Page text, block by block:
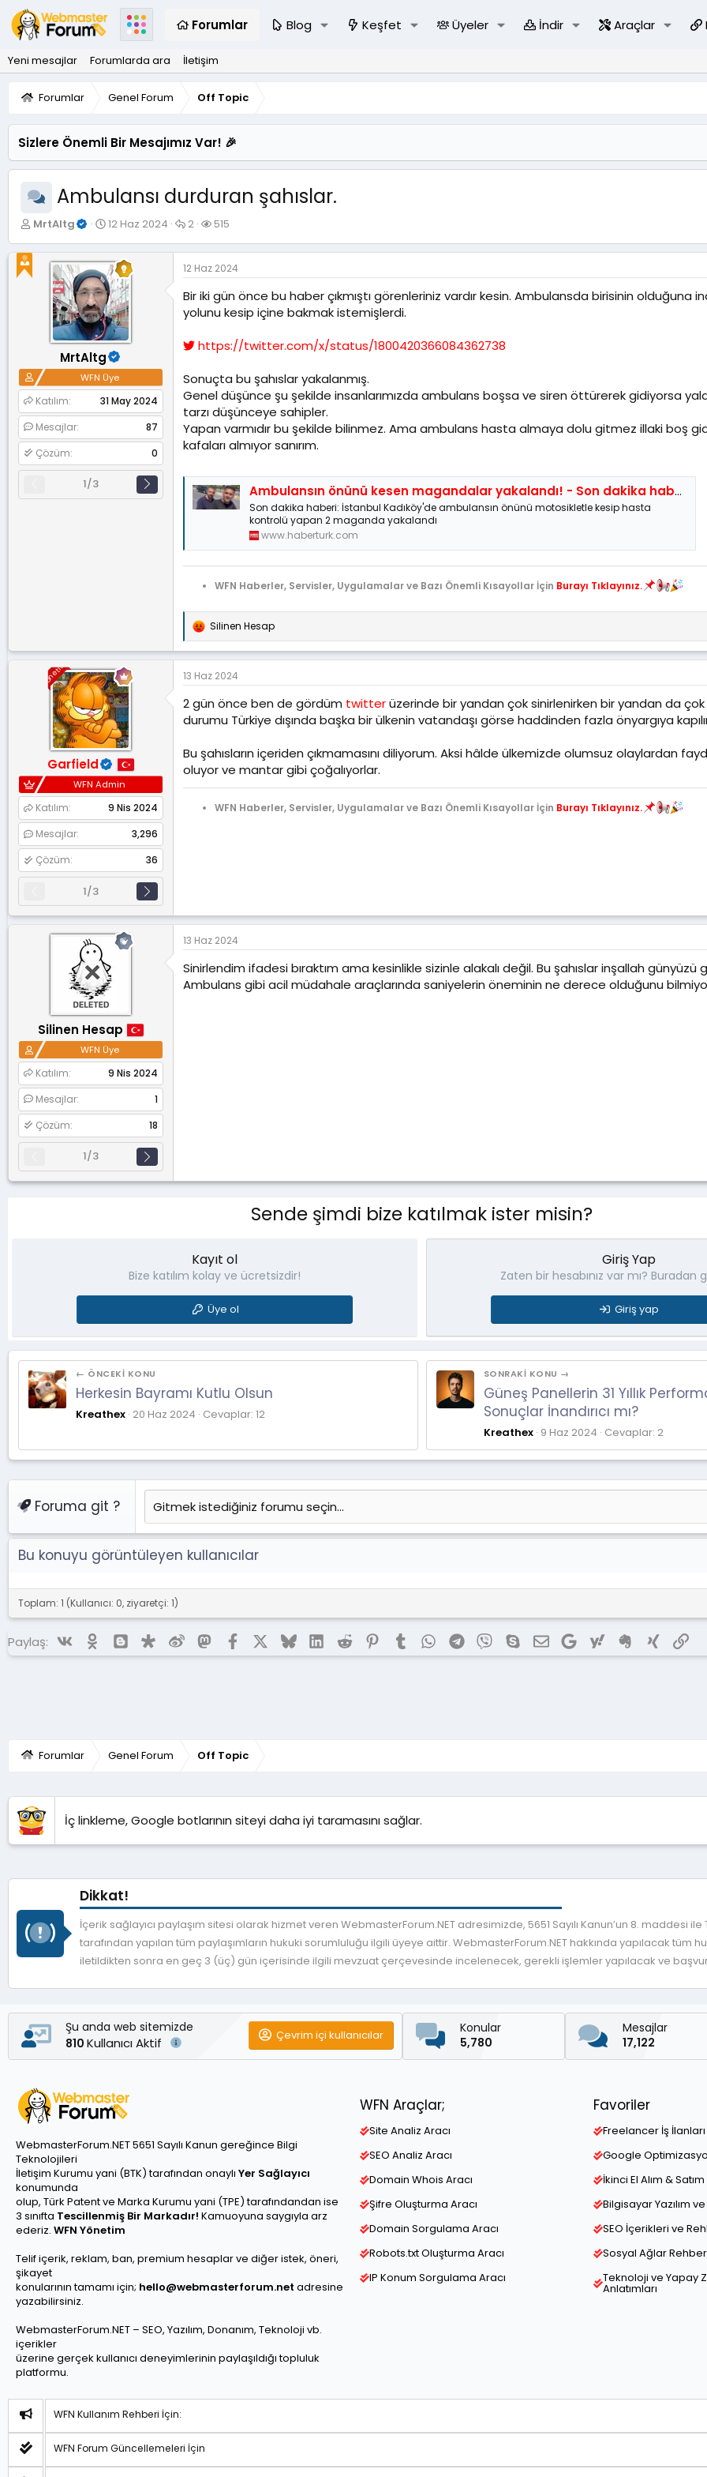
Forumlar Blog Keşfet Üyeler İndir Araçlar
Yeni mesajlar Forumlarda ara İletişim
Forumlar Genel Forum Off Topic
Sizlere Önemli Bir Mesajımız Var! 🎉
Ambulansı durduran şahıslar.
K
a
t
a
n
MrtAltg
B
l
a
n
g
ı
ç
t
a
r
i
h
12 Haz 2024
C
v
a
p
l
a
r
2
G
r
ü
n
t
ü
m
515
MrtAltg
WFN Üye
Katılım
31 May 2024
Mesajlar
87
Çözüm
0
1/3
12 Haz 2024
Bir iki gün önce bu haber çıkmıştı görenleriniz vardır kesin. Ambulansda birisinin olduğuna
yolunu kesip içine bakmak istemişlerdi.
https://twitter.com/x/status/1800420366084362738
Sonuçta bu şahıslar yakalanmış.
Genel düşünce şu şekilde insanlarımızda ambulans boşsa ve siren öttürerek gidiyorsa
tarzı düşünceye sahipler.
Yapan varmıdır bu şekilde bilinmez. Ama ambulans hasta almaya dolu gitmez illaki boş
kafaları almıyor sanırım.
Ambulansın önünü kesen magandalar yakalandı! - Son dakika haberi | Son dakika haberleri
Son dakika haberi: İstanbul Kadıköy'de ambulansın önünü motosikletle kesip hasta
kontrolü yapan 2 maganda yakalandı
www.haberturk.com
WFN Haberler, Servisler, Uygulamalar ve Bazı Önemli Kısayollar İçin Burayı Tıklayınız.
T
e
p
k
i
e
r
Silinen Hesap
Yönetici
Garfield
WFN Admin
Katılım
9 Nis 2024
Mesajlar
3,296
Çözüm
36
1/3
13 Haz 2024
2 gün önce ben de gördüm twitterüzerinde bir yandan çok sinirlenirken bir yandan da çok
durumu Türkiye dışında başka bir ülkenin vatandaşı görse haddinden fazla önyargıya
Bu şahısların içeriden çıkmamasını diliyorum. Aksi hâlde ülkemizde olumsuz olaylardan
oluyor ve mantar gibi çoğalıyorlar.
WFN Haberler, Servisler, Uygulamalar ve Bazı Önemli Kısayollar İçin Burayı Tıklayınız.
Silinen Hesap
WFN Üye
Katılım
9 Nis 2024
Mesajlar
1
Çözüm
18
1/3
13 Haz 2024
Sinirlendim ifadesi bıraktım ama kesinlikle sizinle alakalı değil. Bu şahıslar inşallah
Ambulans gibi acil müdahale araçlarında saniyelerin öneminin ne derece olduğunu
Sende şimdi bize katılmak ister misin?
Kayıt ol
Bize katılım kolay ve ücretsizdir!
Üye ol
Giriş Yap
Zaten bir hesabınız var mı? Buradan
Giriş yap
← ÖNCEKI KONU
Herkesin Bayramı Kutlu Olsun
Kreathex 20 Haz 2024 Cevaplar: 12
SONRAKI KONU →
Güneş Panellerin 31 Yıllık
Sonuçlar İnandırıcı mı?
Kreathex 9 Haz 2024 Cevaplar: 2
Foruma git ?
Bu konuyu görüntüleyen kullanıcılar
Toplam: 1 (Kullanıcı: 0, ziyaretçi: 1)
Paylaş: Vk Ok BloggerDiaspora
Weibo MastodonFacebookX (Twitter)
BlueskyLinkedIn
Reddit Pinterest
Tumblr WhatsApp
Telegram
Viber SkypeE-postaGoogleYahoo Evernote
Xing
Forumlar Genel Forum Off Topic
İç linkleme, Google botlarının siteyi daha iyi taramasını sağlar.
Dikkat!
İçerik sağlayıcı paylaşım sitesi olarak hizmet veren WebmasterForum.NET adresimizde, 5651 Sayılı Kanun’un 8. maddesi
tarafından yapılan tüm paylaşımların hukuki sorumluluğu ilgili üyeye aittir. WebmasterForum.NET hakkında yapılacak tüm
iletildikten sonra en geç 3 (üç) gün içerisinde ilgili mevzuat çerçevesinde incelenecek, gerekli işlemler yapılacak ve
Şu anda web sitemizde
810 Kullanıcı Aktif Çevrim içi kullanıcılar
Konular
5,780
Mesajlar
17,122
WebmasterForum.NET 5651 Sayılı Kanun gereğince Bilgi
Teknolojileri
İletişim Kurumu yani (BTK) tarafından onaylı Yer Sağlayıcı
konumunda
olup, Türk Patent ve Marka Kurumu yani (TPE) tarafındandan ise
3 sınıfta Tescillenmiş Bir Markadır! Kamuoyuna saygıyla arz
ederiz. WFN Yönetim
Telif içerik, reklam, ban, premium hesaplar ve diğer istek, öneri,
şikayet
konularının tamamı için; hello@webmasterforum.net adresine
yazabilirsiniz.
WebmasterForum.NET – SEO, Yazılım, Donanım, Teknoloji vb.
içerikler
üzerine gerçek kullanıcı deneyimlerinin paylaşıldığı topluluk
platformu.
WFN Araçlar;
Site Analiz Aracı
SEO Analiz Aracı
Domain Whois Aracı
Şifre Oluşturma Aracı
Domain Sorgulama Aracı
Robots.txt Oluşturma Aracı
IP Konum Sorgulama Aracı
Favoriler
Freelancer İş İlanları
Google
İkinci El Alım &
Bilgisayar Yazılım
SEO İçerikleri ve
Sosyal Ağlar
Teknoloji ve Yapay
Anlatımları
WFN Kullanım Rehberi İçin:
WFN Forum Güncellemeleri İçin